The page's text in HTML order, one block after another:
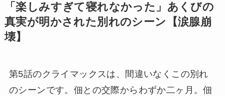
「楽しみすぎて寝れなかった」あくびの
真実が明かされた別れのシーン【涙腺崩
壊】
第5話のクライマックスは、間違いなくこの別れ
のシーンです。佃との交際からわずか二ヶ月。佃